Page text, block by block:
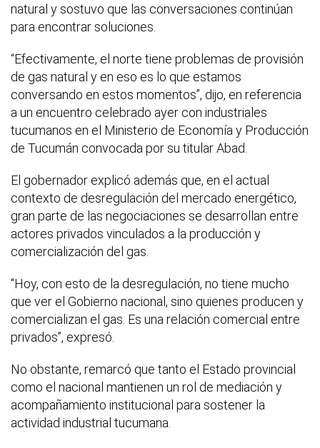
natural y sostuvo que las conversaciones continúan
para encontrar soluciones.
“Efectivamente, el norte tiene problemas de provisión
de gas natural y en eso es lo que estamos
conversando en estos momentos”, dijo, en referencia
a un encuentro celebrado ayer con industriales
tucumanos en el Ministerio de Economía y Producción
de Tucumán convocada por su titular Abad.
El gobernador explicó además que, en el actual
contexto de desregulación del mercado energético,
gran parte de las negociaciones se desarrollan entre
actores privados vinculados a la producción y
comercialización del gas.
“Hoy, con esto de la desregulación, no tiene mucho
que ver el Gobierno nacional, sino quienes producen y
comercializan el gas. Es una relación comercial entre
privados”, expresó.
No obstante, remarcó que tanto el Estado provincial
como el nacional mantienen un rol de mediación y
acompañamiento institucional para sostener la
actividad industrial tucumana.